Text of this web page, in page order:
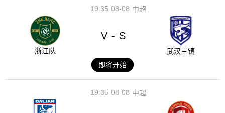
08-08
19:35 中超
浙江队
V - S
武汉三镇
即将开始
08-08
19:35 中超